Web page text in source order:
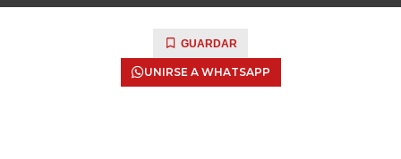
GUARDAR
UNIRSE A WHATSAPP